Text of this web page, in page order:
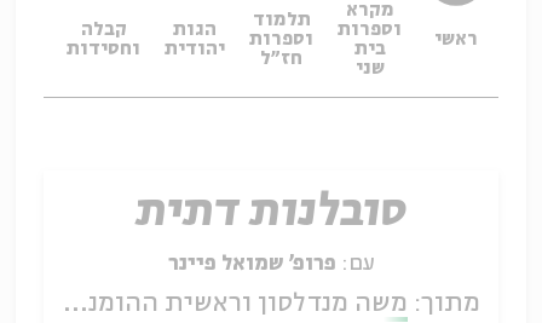
ראשי
מקרא
וספרות
בית
שני
תלמוד
וספרות
חז"ל
הגות
יהודית
קבלה
וחסידות
סובלנות דתית
עם: פרופ' שמואל פיינר
מתוך: משה מנדלסון וראשית ההומניזם הליברלי היהודי